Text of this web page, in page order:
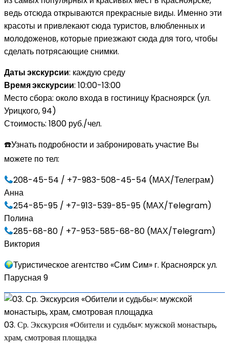
ведь отсюда открываются прекрасные виды. Именно эти
красоты и привлекают сюда туристов, влюбленных и
молодоженов, которые приезжают сюда для того, чтобы
сделать потрясающие снимки.
Даты экскурсии: каждую среду
Время экскурсии: 10:00-13:00
Место сбора: около входа в гостиницу Красноярск (ул.
Урицкого, 94)
Стоимость: 1800 руб./чел.
☎️Узнать подробности и забронировать участие Вы
можете по тел:
208-45-54 / +7-983-508-45-54 (МАХ/Телеграм)
Анна
254-85-95 / +7-913-539-85-95 (МАХ/Telegram)
Полина
285-68-80 / +7-953-585-68-80 (МАХ/Telegram)
Виктория
Туристическое агентство «Сим Сим» г. Красноярск ул.
Парусная 9
03. Ср. Экскурсия «Обители и судьбы»: мужской монастырь,
храм, смотровая площадка